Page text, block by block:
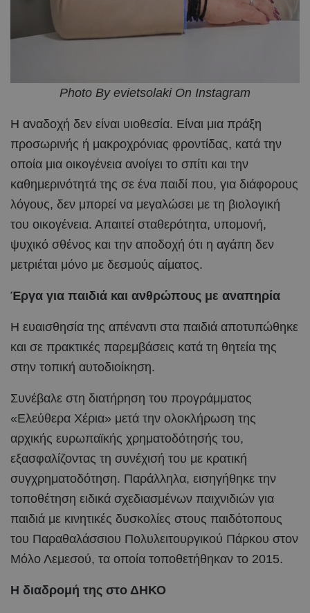
Photo By evietsolaki On Instagram
Η αναδοχή δεν είναι υιοθεσία. Είναι μια πράξη
προσωρινής ή μακροχρόνιας φροντίδας, κατά την
οποία μια οικογένεια ανοίγει το σπίτι και την
καθημερινότητά της σε ένα παιδί που, για διάφορους
λόγους, δεν μπορεί να μεγαλώσει με τη βιολογική
του οικογένεια. Απαιτεί σταθερότητα, υπομονή,
ψυχικό σθένος και την αποδοχή ότι η αγάπη δεν
μετριέται μόνο με δεσμούς αίματος.
Έργα για παιδιά και ανθρώπους με αναπηρία
Η ευαισθησία της απέναντι στα παιδιά αποτυπώθηκε
και σε πρακτικές παρεμβάσεις κατά τη θητεία της
στην τοπική αυτοδιοίκηση.
Συνέβαλε στη διατήρηση του προγράμματος
«Ελεύθερα Χέρια» μετά την ολοκλήρωση της
αρχικής ευρωπαϊκής χρηματοδότησής του,
εξασφαλίζοντας τη συνέχισή του με κρατική
συγχρηματοδότηση. Παράλληλα, εισηγήθηκε την
τοποθέτηση ειδικά σχεδιασμένων παιχνιδιών για
παιδιά με κινητικές δυσκολίες στους παιδότοπους
του Παραθαλάσσιου Πολυλειτουργικού Πάρκου στον
Μόλο Λεμεσού, τα οποία τοποθετήθηκαν το 2015.
Η διαδρομή της στο ΔΗΚΟ